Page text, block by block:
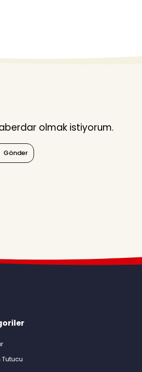
olmak istiyorum.
Gönder